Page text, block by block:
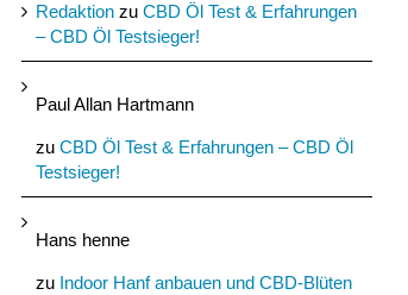
CBD Blüten im Online
Shop kaufen oder selber
anbauen?
Produkte mit Hanf
Redaktion zu CBD Öl Test & Erfahrungen
– CBD Öl Testsieger!
Paul Allan Hartmann
zu CBD Öl Test & Erfahrungen – CBD Öl
Testsieger!
Hans henne
zu Indoor Hanf anbauen und CBD-Blüten